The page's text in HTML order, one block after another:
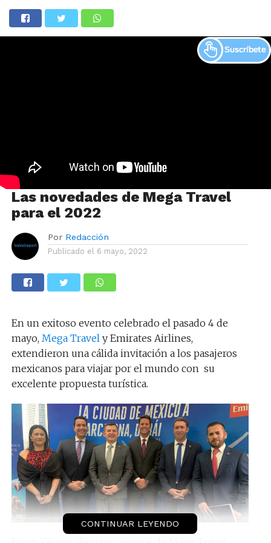
Las novedades de Mega Travel
para el 2022
Por Redacción
Publicado el 6 mayo, 2022
En un exitoso evento celebrado el pasado 4 de
mayo, Mega Travely Emirates Airlines,
extendieron una cálida invitación a los pasajeros
mexicanos para viajar por el mundo con su
excelente propuesta turística.
CONTINUAR LEYENDO